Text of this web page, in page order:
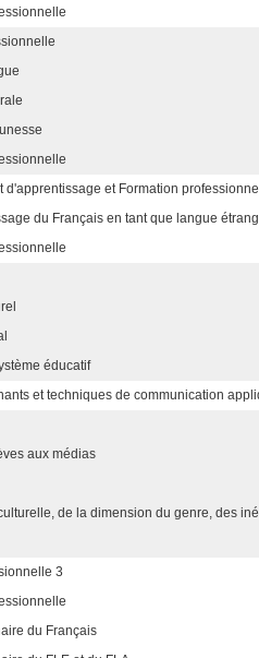
d'apprentissage et Formation
du Français en tant que langue
éducatif
et techniques de communication
aux médias
de la dimension du genre, des
3
du Français